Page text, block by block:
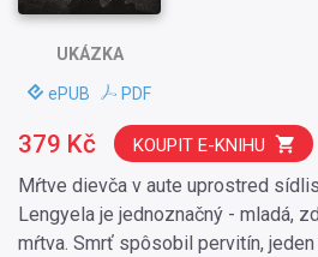
UKÁZKA
ePUB PDF
Mŕtve dievča v aute uprostred
Lengyela je jednoznačný - mladá,
mŕtva. Smrť spôsobil pervitín,
379 Kč KOUPIT E-KNIHU